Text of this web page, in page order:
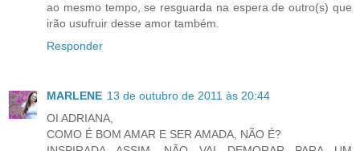
ao mesmo tempo, se resguarda na espera de outro(s) que
irão usufruir desse amor também.
Responder
MARLENE 13 de outubro de 2011 às 20:44
OI ADRIANA,
COMO É BOM AMAR E SER AMADA, NÃO É?